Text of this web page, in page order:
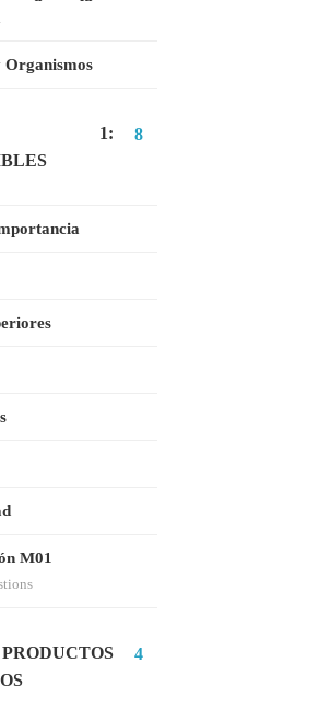
1:
8
M01
4
$25.00
Webinar: Introducción a la Ingeniería